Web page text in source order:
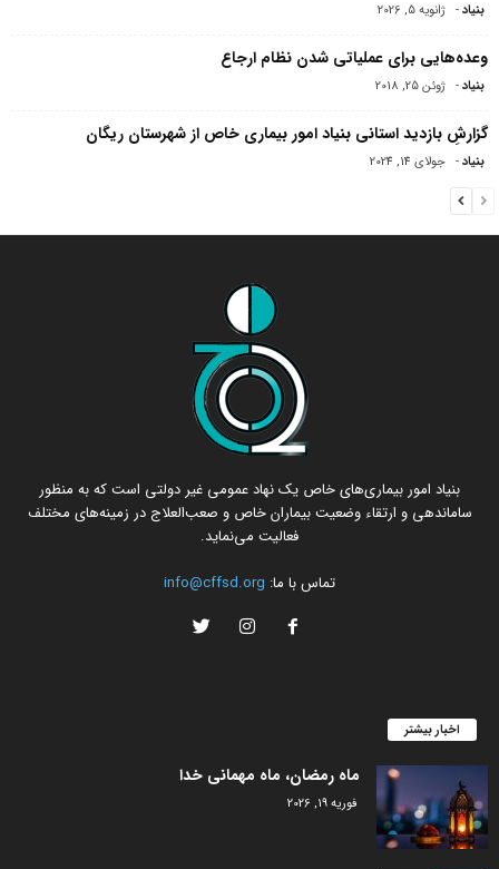
بنیاد- ژانویه 5, 2026
وعده‌هایی برای عملیاتی شدن نظام ارجاع
بنیاد- ژوئن 25, 2018
گزارشِ بازدید استانی بنیاد امور بیماری خاص از شهرستان ریگان
بنیاد- جولای 14, 2024
بنیاد امور بیماری‌های خاص یک نهاد عمومی غیر دولتی است که به منظور
ساماندهی و ارتقاء وضعیت بیماران خاص و صعب‌العلاج در زمینه‌های مختلف
فعالیت می‌نماید.
تماس با ما: info@cffsd.org
اخبار بیشتر
ماه رمضان، ماه مهمانی خدا
فوریه 19, 2026